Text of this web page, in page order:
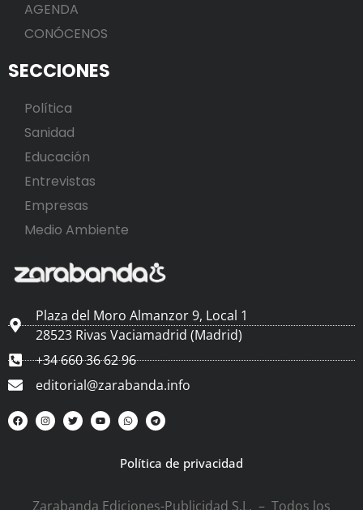
AGENDA
CONÓCENOS
SECCIONES
Política
Sanidad
Educación
Entrevistas
Empresas
Medio Ambiente
Plaza del Moro Almanzor 9, Local 1
28523 Rivas Vaciamadrid (Madrid)
+34 660 36 62 96
editorial@zarabanda.info
Política de privacidad
Zarabanda Ediciones-Publicidad S.L. – Todos los